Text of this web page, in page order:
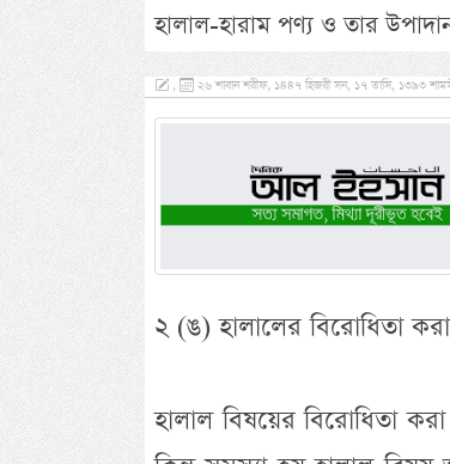
হালাল-হারাম পণ্য ও তার
, ২৬ শাবান শরীফ, ১৪৪৭ হিজরী সন, ১৭ তাসি, ১৩৯৩
২ (ঙ) হালালের বিরোধিতা
হালাল বিষয়ের বিরোধিতা